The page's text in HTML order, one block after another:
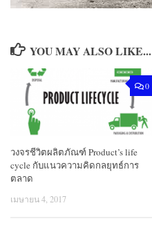
YOU MAY ALSO LIKE...
0
วงจรชีวิตผลิตภัณฑ์ Product’s life
cycle กับแนวความคิดกลยุทธ์การ
ตลาด
เมษายน 4, 2017